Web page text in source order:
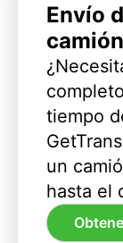
Envío
tiempo
un
hasta el